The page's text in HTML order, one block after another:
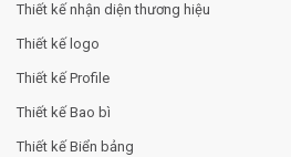
Thiết kế nhận diện thương hiệu
Thiết kế logo
Thiết kế Profile
Thiết kế Bao bì
Thiết kế Biển bảng